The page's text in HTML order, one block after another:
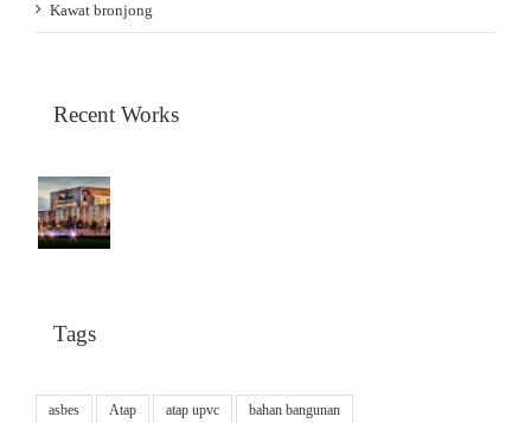
Kawat bronjong
Recent Works
Tags
asbes Atap atap upvc bahan bangunan